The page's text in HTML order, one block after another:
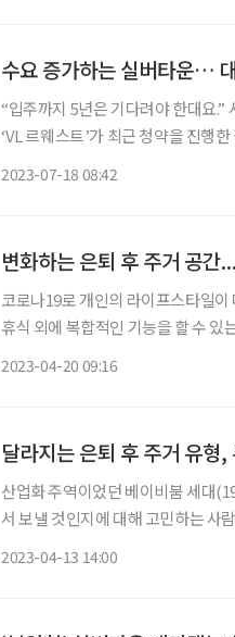
수요 증가하는 실버타운…
“입주까지 5년은 기다려야 한대요
‘VL 르웨스트’가 최근 청약을 진행
2023-07-18 08:42
변화하는 은퇴 후 주거 공간
코로나19로 개인의 라이프스타일
휴식 외에 복합적인 기능을 할 수 있는 주거 상
2023-04-20 09:16
달라지는 은퇴 후 주거 유형
산업화 주역이었던 베이비붐 세대
서 보낼 것인지에 대해 고민하는 사람이 늘고 있다. 부동산 플랫폼
2023-04-13 14:00